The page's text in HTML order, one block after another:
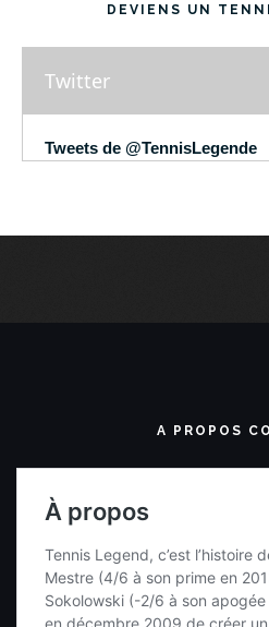
DEVIENS UN
Twitter
Tweets de @TennisLegende
A PROPOS